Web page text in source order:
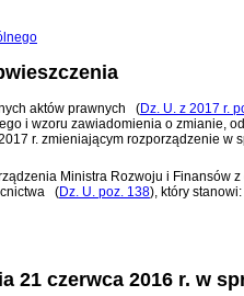
aktów prawnych (Dz. U. z 2017 r.
i wzoru zawiadomienia o zmianie,
r. zmieniającym rozporządzenie
Ministra Rozwoju i Finansów
(Dz. U. poz. 138), który stanowi:
czerwca 2016 r. w